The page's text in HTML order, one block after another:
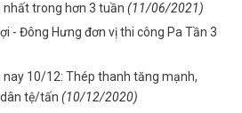
trong hơn 3 tuần (11/06/2021)
- Đông Hưng đơn vị thi công Pa Tần 3
10/12: Thép thanh tăng mạnh,
tệ/tấn (10/12/2020)